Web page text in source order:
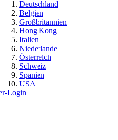
Deutschland
Belgien
Großbritannien
Hong Kong
Italien
Niederlande
Österreich
Schweiz
Spanien
USA
Login